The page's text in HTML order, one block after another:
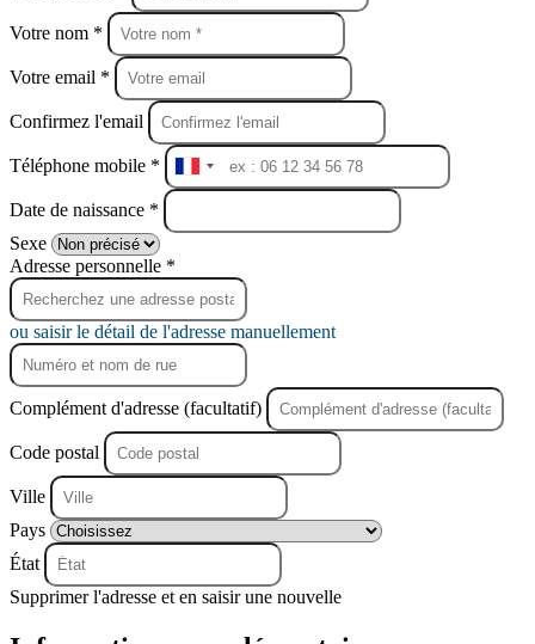
Votre nom *
Votre email *
Confirmez l'email
Téléphone mobile *
France
+33
Date de naissance *
Sexe
Adresse personnelle *
ou saisir le détail de l'adresse manuellement
Complément d'adresse (facultatif)
Code postal
Ville
Pays
État
Supprimer l'adresse et en saisir une nouvelle